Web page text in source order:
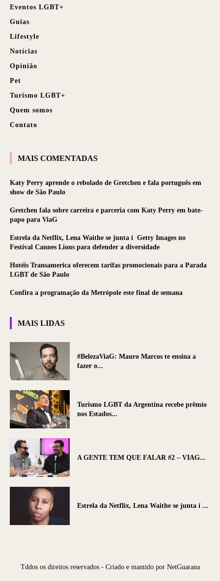
Eventos LGBT+
Guias
Lifestyle
Notícias
Opinião
Pet
Turismo LGBT+
Quem somos
Contato
MAIS COMENTADAS
Katy Perry aprende o rebolado de Gretchen e fala português em
show de São Paulo
Gretchen fala sobre carreira e parceria com Katy Perry em bate-
papo para ViaG
Estrela da Netflix, Lena Waithe se junta í Getty Images no
Festival Cannes Lions para defender a diversidade
Hotéis Transamerica oferecem tarifas promocionais para a Parada
LGBT de São Paulo
Confira a programação da Metrópole este final de semana
MAIS LIDAS
#BelezaViaG: Mauro Marcos te ensina a
fazer o...
Turismo LGBT da Argentina recebe prêmio
nos Estados...
A GENTE TEM QUE FALAR #2 – VIAG...
Estrela da Netflix, Lena Waithe se junta í ...
Tddos os direitos reservados - Criado e mantido por NetGuarana